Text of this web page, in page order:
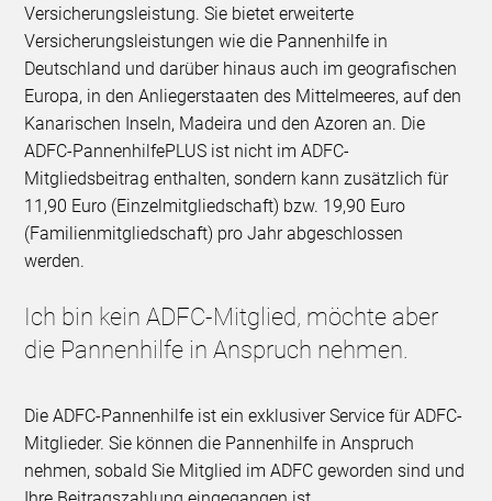
Versicherungsleistung. Sie bietet erweiterte
Versicherungsleistungen wie die Pannenhilfe in
Deutschland und darüber hinaus auch im geografischen
Europa, in den Anliegerstaaten des Mittelmeeres, auf den
Kanarischen Inseln, Madeira und den Azoren an. Die
ADFC-PannenhilfePLUS ist nicht im ADFC-
Mitgliedsbeitrag enthalten, sondern kann zusätzlich für
11,90 Euro (Einzelmitgliedschaft) bzw. 19,90 Euro
(Familienmitgliedschaft) pro Jahr abgeschlossen
werden.
Ich bin kein ADFC-Mitglied, möchte aber
die Pannenhilfe in Anspruch nehmen.
Die ADFC-Pannenhilfe ist ein exklusiver Service für ADFC-
Mitglieder. Sie können die Pannenhilfe in Anspruch
nehmen, sobald Sie Mitglied im ADFC geworden sind und